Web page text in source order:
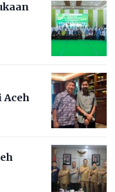
Aceh